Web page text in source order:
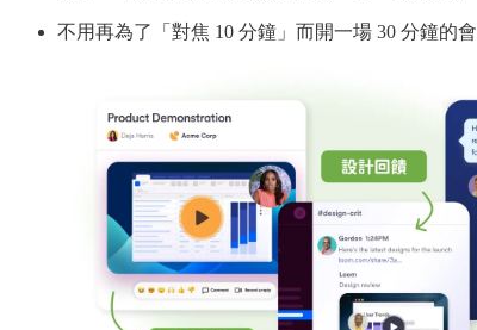
不用再為了「對焦 10 分鐘」而開一場 30 分鐘的會